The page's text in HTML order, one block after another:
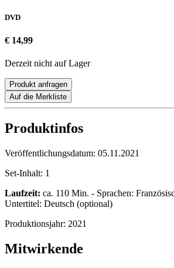
DVD
€ 14,99
Derzeit nicht auf Lager
Produkt anfragen
Auf die Merkliste
Produktinfos
Veröffentlichungsdatum: 05.11.2021
Set-Inhalt: 1
Laufzeit: ca. 110 Min. - Sprachen:
Untertitel: Deutsch (optional)
Produktionsjahr: 2021
Mitwirkende